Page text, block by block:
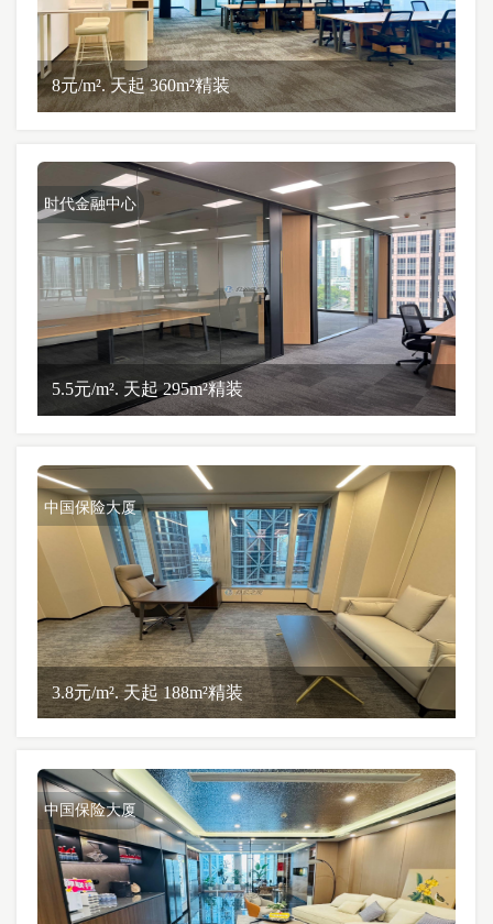
8元/m². 天起 360m²精装
时代金融中心
5.5元/m². 天起 295m²精装
中国保险大厦
3.8元/m². 天起 188m²精装
中国保险大厦